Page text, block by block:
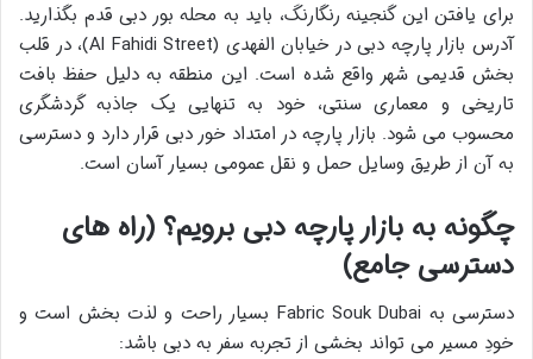
برای یافتن این گنجینه رنگارنگ، باید به محله بور دبیقدم بگذارید.
آدرس بازار پارچه دبی
در خیابان الفهدی (Al Fahidi Street)، در قلب
بخش قدیمی شهر واقع شده است. این منطقه به دلیل حفظ بافت
تاریخی و معماری سنتی، خود به تنهایی یک جاذبه گردشگری
محسوب می شود. بازار پارچه در امتداد خور دبی قرار دارد و دسترسی
به آن از طریق وسایل حمل و نقل عمومی بسیار آسان است.
چگونه به بازار پارچه دبی برویم؟ (راه های
دسترسی جامع)
دسترسی به Fabric Souk Dubai بسیار راحت و لذت بخش است و
خودِ مسیر می تواند بخشی از تجربه سفر به دبی باشد: